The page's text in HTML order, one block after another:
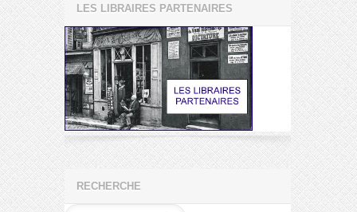
LES LIBRAIRES PARTENAIRES
RECHERCHE